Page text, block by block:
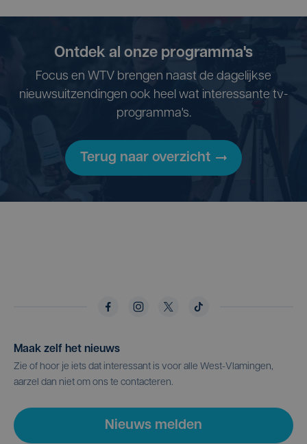
Ontdek al onze programma's
Focus en WTV brengen naast de dagelijkse
nieuwsuitzendingen ook heel wat interessante tv-
programma's.
Terug naar overzicht
Maak zelf het nieuws
Zie of hoor je iets dat interessant is voor alle West-Vlamingen,
aarzel dan niet om ons te contacteren.
Nieuws melden